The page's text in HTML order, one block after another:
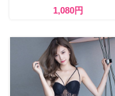
1,080円